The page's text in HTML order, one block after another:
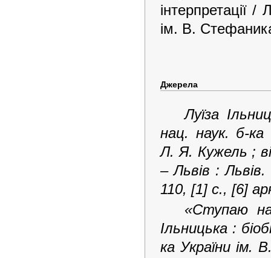
інтерпретації
ім. В.
Джерела
Луїза
нац. наук. б-
Л. Я. Кужель ;
– Львів :
110, [1] с., [6]
«Ступаю
Ільницька :
ка України